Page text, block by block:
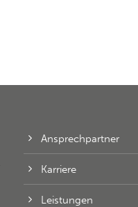
Ansprechpartner
Karriere
Leistungen